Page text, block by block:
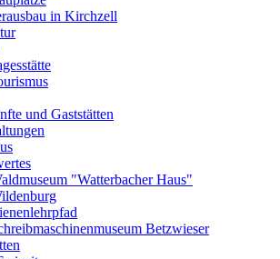
in Kirchzell
und Gaststätten
"Watterbacher Haus"
Betzwieser